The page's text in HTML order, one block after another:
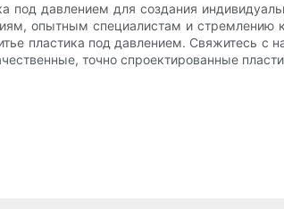
под давлением для создания
опытным специалистам и стремлению
пластика под давлением. Свяжитесь с
точно спроектированные